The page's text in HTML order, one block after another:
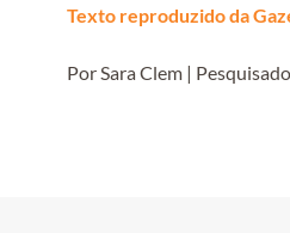
Texto reproduzido da
Por Sara Clem |